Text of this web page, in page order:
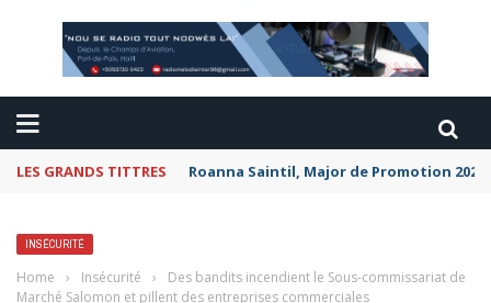
LES GRANDS TITTRES Roanna Saintil, Major de Promotion
INSÉCURITÉ
Home › Insécurité ›
Des bandits incendient le Sous-commissariat de
Marché Salomon et pillent des entreprises commerciales